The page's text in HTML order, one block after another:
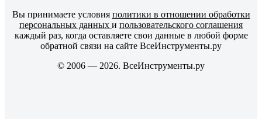
Вы принимаете условия политики в отношении обработки
персональных данных и пользовательского соглашения
каждый раз, когда оставляете свои данные в любой форме
обратной связи на сайте ВсеИнструменты.ру
© 2006 — 2026. ВсеИнструменты.ру